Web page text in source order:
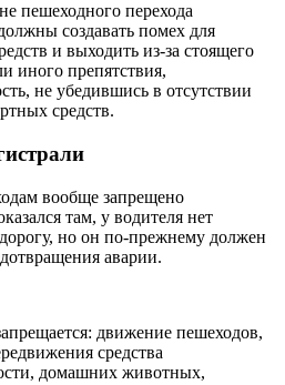
пешеходного перехода
создавать помех для
и выходить из-за стоящего
иного препятствия,
не убедившись в отсутствии
средств.
вообще запрещено
там, у водителя нет
но он по-прежнему должен
аварии.
движение пешеходов,
средства
домашних животных,